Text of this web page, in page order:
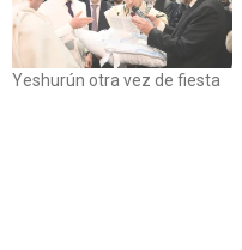
Yeshurún otra vez de fiesta